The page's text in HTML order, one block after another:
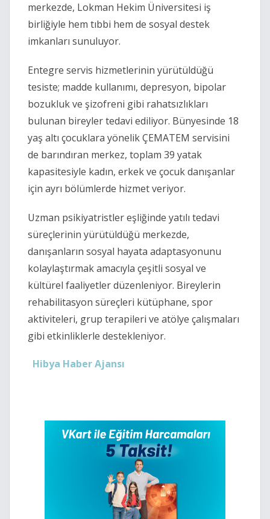
merkezde, Lokman Hekim Üniversitesi iş
birliğiyle hem tıbbi hem de sosyal destek
imkanları sunuluyor.
Entegre servis hizmetlerinin yürütüldüğü
tesiste; madde kullanımı, depresyon, bipolar
bozukluk ve şizofreni gibi rahatsızlıkları
bulunan bireyler tedavi ediliyor. Bünyesinde 18
yaş altı çocuklara yönelik ÇEMATEM servisini
de barındıran merkez, toplam 39 yatak
kapasitesiyle kadın, erkek ve çocuk danışanlar
için ayrı bölümlerde hizmet veriyor.
Uzman psikiyatristler eşliğinde yatılı tedavi
süreçlerinin yürütüldüğü merkezde,
danışanların sosyal hayata adaptasyonunu
kolaylaştırmak amacıyla çeşitli sosyal ve
kültürel faaliyetler düzenleniyor. Bireylerin
rehabilitasyon süreçleri kütüphane, spor
aktiviteleri, grup terapileri ve atölye çalışmaları
gibi etkinliklerle destekleniyor.
Hibya Haber Ajansı